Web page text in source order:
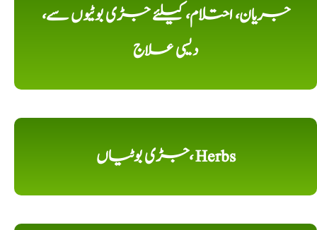
جریان، احتلام، کیلئے جڑی بوٹیوں سے،
دیسی علاج
جڑی بوٹیاں، Herbs